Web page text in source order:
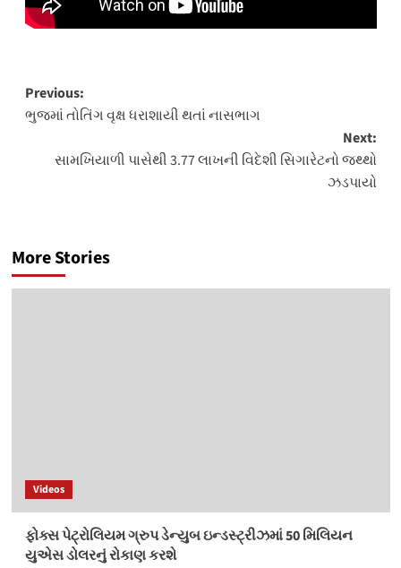
Post
navigation
Previous:
ભુજમાં તોતિંગ વૃક્ષ ધરાશાયી થતાં નાસભાગ
Next:
સામખિયાળી પાસેથી 3.77 લાખની વિદેશી સિગારેટનો જથ્થો
ઝડપાયો
More Stories
Videos
ફોક્સ પેટ્રોલિયમ ગ્રુપ ડેન્યુબ ઇન્ડસ્ટ્રીઝમાં 50 મિલિયન
યુએસ ડોલરનું રોકાણ કરશે